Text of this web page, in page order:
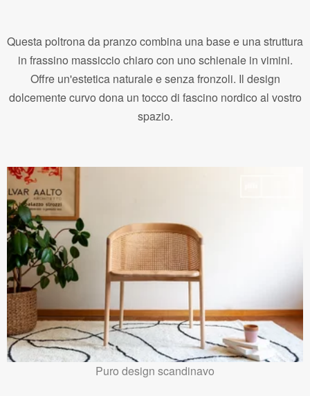
Questa poltrona da pranzo combina una base e una struttura
in frassino massiccio chiaro con uno schienale in vimini.
Offre un'estetica naturale e senza fronzoli. Il design
dolcemente curvo dona un tocco di fascino nordico al vostro
spazio.
Puro design scandinavo